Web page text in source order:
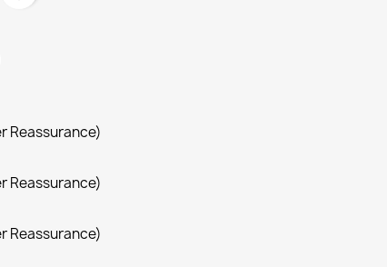
Reassurance)
Reassurance)
Reassurance)